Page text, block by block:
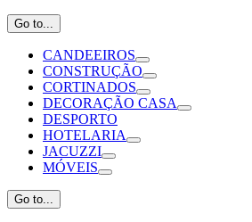
Go to...
CANDEEIROS
CONSTRUÇÃO
CORTINADOS
DECORAÇÃO CASA
DESPORTO
HOTELARIA
JACUZZI
MÓVEIS
Go to...